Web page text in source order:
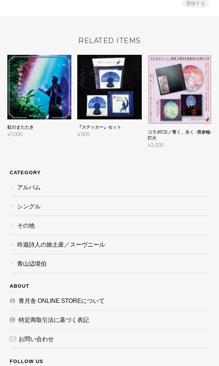
通報する
RELATED ITEMS
虹のまたたき
¥1,000
『ステッカー』セット
¥500
コラボCD／青く、永く -第参輪-
灯火
¥2,000
CATEGORY
アルバム
シングル
その他
吟遊詩人の旅土産／スーヴニール
青山辺境伯
ABOUT
青月舎 ONLINE STOREについて
特定商取引法に基づく表記
お問い合わせ
FOLLOW US